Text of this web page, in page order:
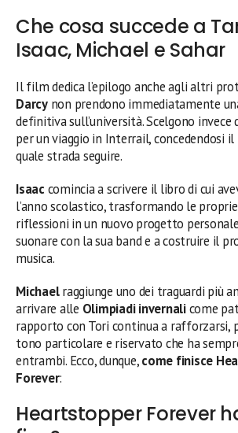
Che cosa succede a
Isaac, Michael e Sahar
Il film dedica l’epilogo anche agli altri
Darcynon prendono immediatamente
definitiva sull’università. Scelgono
per un viaggio in Interrail, concedendosi
quale strada seguire.
Isaac comincia a scrivere il libro di cui
l’anno scolastico, trasformando le
riflessioni in un nuovo progetto
suonare con la sua band e a costruire il
musica.
Michaelraggiunge uno dei traguardi più
arrivare alle Olimpiadi invernalicome
rapporto con Tori continua a rafforzarsi,
tono particolare e riservato che ha
entrambi. Ecco, dunque,come finisce
Forever:
Heartstopper Forever